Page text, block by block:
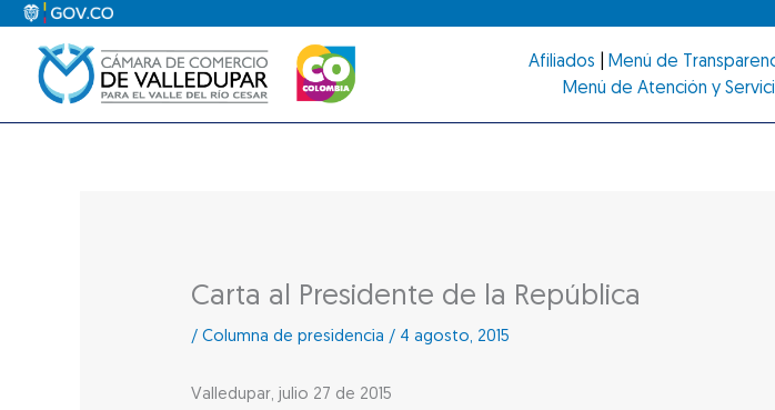
contenido
Afiliados Menú de
Menú de Atención y
Carta al Presidente de la República
/Columna de presidencia / 4 agosto, 2015
Valledupar, julio 27 de 2015